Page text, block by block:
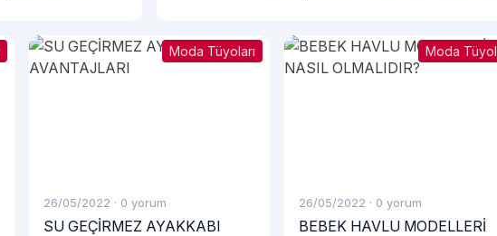
Moda Tüyoları
26/05/2022 · 0 yorum
SU GEÇİRMEZ AYAKKABI
Moda
26/05/2022 · 0 yorum
BEBEK HAVLU MODELLERİ